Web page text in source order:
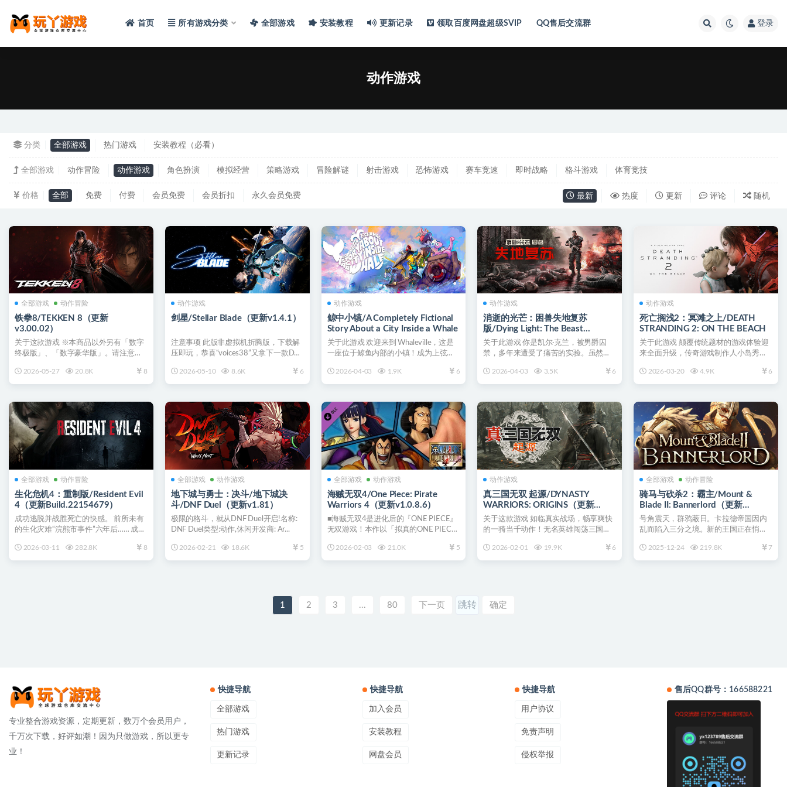
首页 所有游戏分类 全部游戏 安装教程 更新记录 领取百度网盘超级SVIP QQ售后交流群 登录
动作游戏
分类 全部游戏 热门游戏 安装教程（必看）
全部游戏 动作冒险 动作游戏 角色扮演 模拟经营 策略游戏 冒险解谜 射击游戏 恐怖游戏 赛车竞速 即时战略 格斗游戏 体育竞技
价格 全部 免费 付费 会员免费 会员折扣 永久会员免费 最新 热度 更新 评论 随机
全部游戏 动作冒险
铁拳8/TEKKEN 8（更新
v3.00.02）
关于这款游戏 ※本商品以外另有「数字
终极版」、「数字豪华版」。请注意勿
2026-05-27
20.8K 8
动作游戏
剑星/Stellar Blade（更新v1.4.1）
注意事项 此版非虚拟机折腾版，下载解
压即玩，恭喜“voices38”又拿下一款D加
2026-05-10
8.6K 6
动作游戏
鲸中小镇/A Completely Fictional
Story About a City Inside a Whale
关于此游戏 欢迎来到 Whaleville，这是
一座位于鲸鱼内部的小镇！成为上弦船
2026-04-03
1.9K 6
动作游戏
消逝的光芒：困兽失地复苏
版/Dying Light: The Beast
Restored Land
关于此游戏 你是凯尔·克兰，被男爵囚
禁，多年来遭受了痛苦的实验。虽然你
2026-04-03
3.5K 6
动作游戏
死亡搁浅2：冥滩之上/DEATH
STRANDING 2: ON THE BEACH
关于此游戏 颠覆传统题材的游戏体验迎
来全面升级，传奇游戏制作人小岛秀夫
2026-03-20
4.9K 6
全部游戏 动作冒险
生化危机4：重制版/Resident Evil
4（更新Build.22154679）
成功逃脱并战胜死亡的快感。 前所未有
的生化灾难“浣熊市事件”六年后…… 成为
2026-03-11
282.8K 8
全部游戏 动作游戏
地下城与勇士：决斗/地下城决
斗/DNF Duel（更新v1.81）
极限的格斗，就从DNF Duel开启!名称:
DNF Duel类型:动作,休闲开发商: Ar...
2026-02-21 18.6K 5
全部游戏 动作游戏
海贼无双4/One Piece: Pirate
Warriors 4（更新v1.0.8.6）
■海贼无双4是进化后的『ONE PIECE』
无双游戏！本作以「拟真的ONE PIECE
2026-02-03
21.0K 5
动作游戏
真三国无双 起源/DYNASTY
WARRIORS: ORIGINS（更新
v1.0.1.0）
关于这款游戏 如临真实战场，畅享爽快
的一骑当千动作！无名英雄闯荡三国乱
2026-02-01
19.9K 6
全部游戏 动作冒险
骑马与砍杀2：霸主/Mount &
Blade II: Bannerlord（更新
v1.3.11）
号角震天，群鸦蔽日。卡拉德帝国因内
乱而陷入三分之境。新的王国正在悄然
2025-12-24
219.8K 7
1 2 3 ... 80 下一页 确定
专业整合游戏资源，定期更新，数万个会员用户，
千万次下载，好评如潮！因为只做游戏，所以更专
业！
快捷导航
全部游戏
热门游戏
更新记录
快捷导航
加入会员
安装教程
网盘会员
快捷导航
用户协议
免责声明
侵权举报
售后QQ群号：166588221